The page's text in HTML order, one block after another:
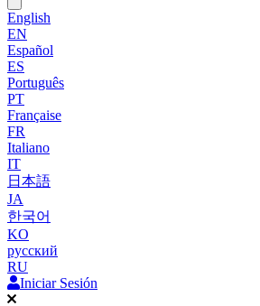
English
EN
Español
ES
Português
PT
Française
FR
Italiano
IT
日本語
JA
한국어
KO
русский
RU
Iniciar Sesión